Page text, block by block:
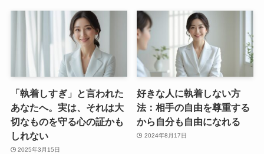
「執着しすぎ」と言われた
あなたへ。実は、それは大
切なものを守る心の証かも
しれない
2025年3月15日
好きな人に執着しない方
法：相手の自由を尊重する
から自分も自由になれる
2024年8月17日